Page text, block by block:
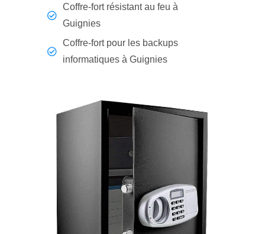
Coffre-fort résistant au feu à
Guignies
Coffre-fort pour les backups
informatiques à Guignies